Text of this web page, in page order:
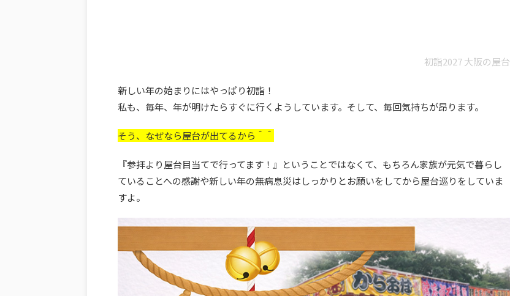
初詣2027 大阪の屋台
新しい年の始まりにはやっぱり初詣！
私も、毎年、年が明けたらすぐに行くようしています。そして、毎回気持ちが昂ります。
そう、なぜなら屋台が出てるから＾＾
『参拝より屋台目当てで行ってます！』ということではなくて、もちろん家族が元気で暮らし
ていることへの感謝や新しい年の無病息災はしっかりとお願いをしてから屋台巡りをしていま
すよ。